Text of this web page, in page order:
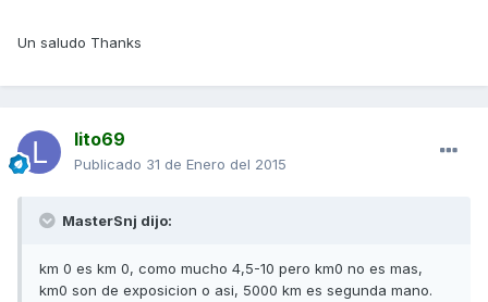
Un saludo Thanks
lito69
Publicado 31 de Enero del 2015
MasterSnj dijo:
km 0 es km 0, como mucho 4,5-10 pero km0 no es mas,
km0 son de exposicion o asi, 5000 km es segunda mano.